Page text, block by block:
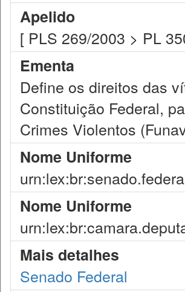
Apelido
[ PLS 269/2003 > PL
Ementa
Define os direitos das
Constituição Federal,
Crimes Violentos
Nome Uniforme
Nome Uniforme
Mais detalhes
Senado Federal